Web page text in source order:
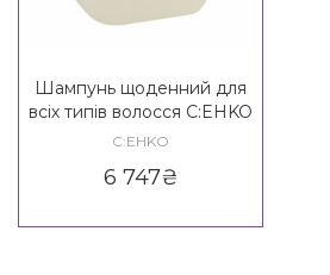
Шампунь щоденний для
всіх типів волосся C:EHKO
Care Every Day Shampoo
C:EHKO
6 747₴